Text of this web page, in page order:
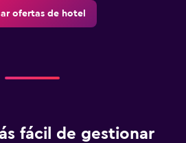
ofertas de hotel
fácil de gestionar